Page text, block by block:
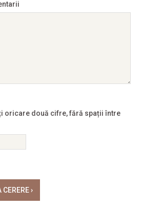
oricare două cifre, fără spații între